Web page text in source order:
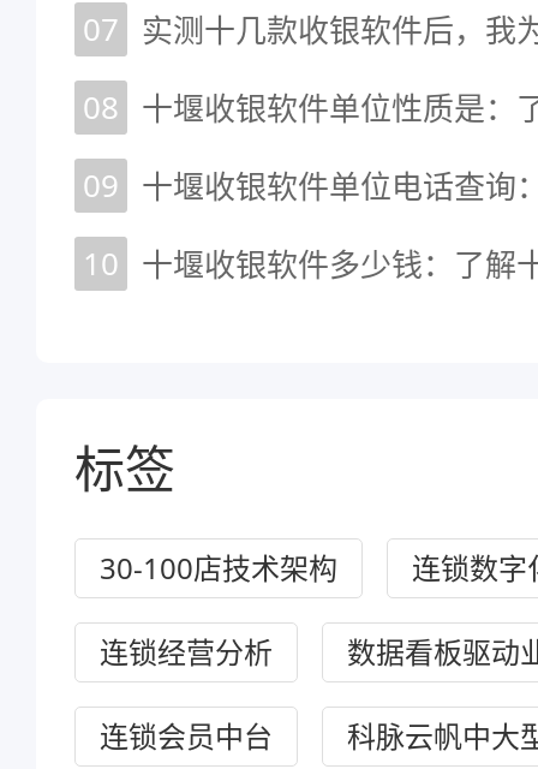
07
08
09
10
标签
30-100店技术架构 连锁数字
连锁经营分析 数据看板驱动
连锁会员中台 科脉云帆中大